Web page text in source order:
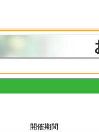
開催期間